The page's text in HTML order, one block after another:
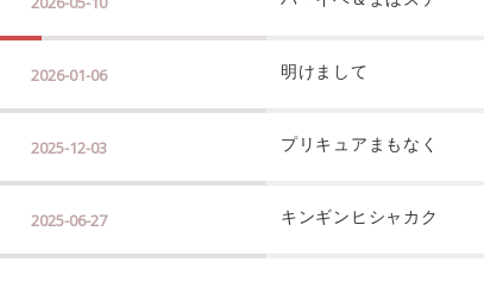
2026-01-06 明けまして
2025-12-03 プリキュアまもなく
2025-06-27 キンギンヒシャカク